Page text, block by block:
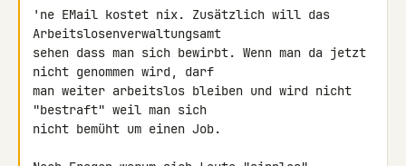
'ne EMail kostet nix. Zusätzlich will das
Arbeitslosenverwaltungsamt
sehen dass man sich bewirbt. Wenn man da jetzt
nicht genommen wird, darf
man weiter arbeitslos bleiben und wird nicht
"bestraft" weil man sich
nicht bemüht um einen Job.